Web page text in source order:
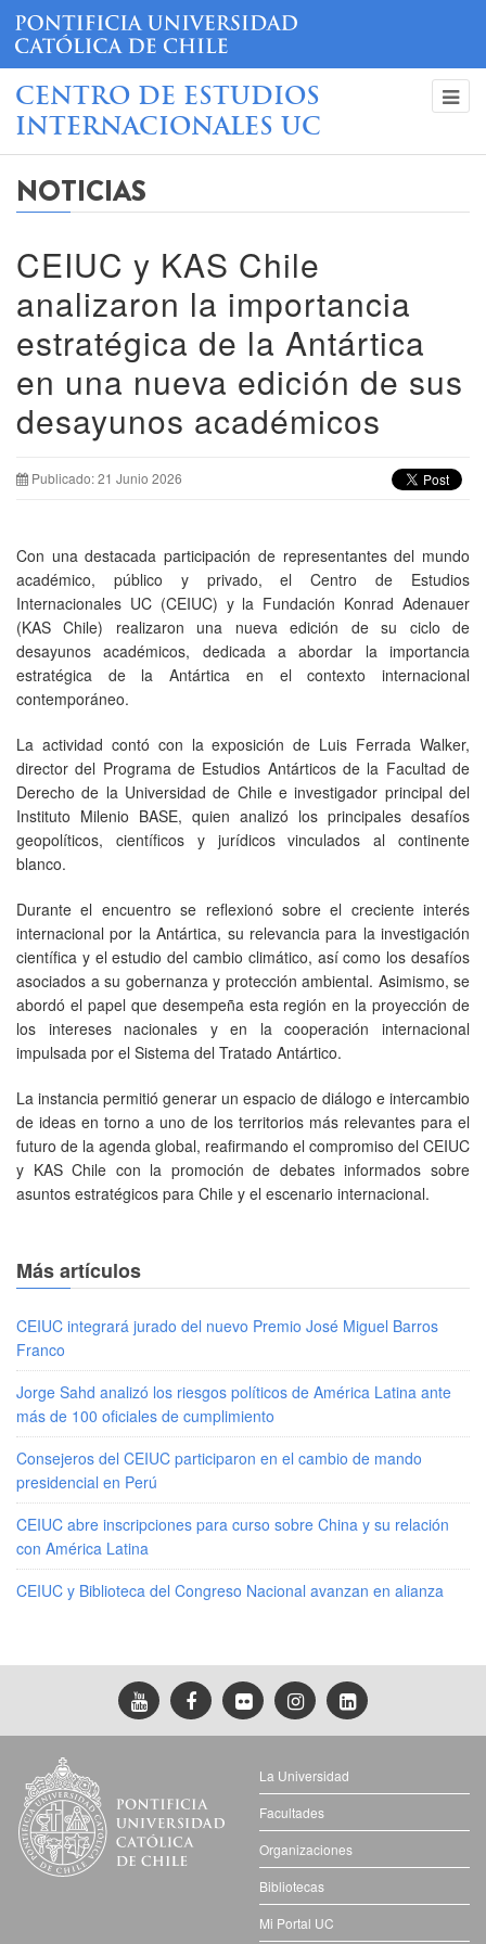
CENTRO DE ESTUDIOS
INTERNACIONALES UC
NOTICIAS
CEIUC y KAS Chile
analizaron la importancia
estratégica de la Antártica
en una nueva edición de sus
desayunos académicos
Publicado: 21 Junio 2026
Con una destacada participación de representantes del mundo
académico, público y privado, el Centro de Estudios
Internacionales UC (CEIUC) y la Fundación Konrad Adenauer
(KAS Chile) realizaron una nueva edición de su ciclo de
desayunos académicos, dedicada a abordar la importancia
estratégica de la Antártica en el contexto internacional
contemporáneo.
La actividad contó con la exposición de Luis Ferrada Walker,
director del Programa de Estudios Antárticos de la Facultad de
Derecho de la Universidad de Chile e investigador principal del
Instituto Milenio BASE, quien analizó los principales desafíos
geopolíticos, científicos y jurídicos vinculados al continente
blanco.
Durante el encuentro se reflexionó sobre el creciente interés
internacional por la Antártica, su relevancia para la investigación
científica y el estudio del cambio climático, así como los desafíos
asociados a su gobernanza y protección ambiental. Asimismo, se
abordó el papel que desempeña esta región en la proyección de
los intereses nacionales y en la cooperación internacional
impulsada por el Sistema del Tratado Antártico.
La instancia permitió generar un espacio de diálogo e intercambio
de ideas en torno a uno de los territorios más relevantes para el
futuro de la agenda global, reafirmando el compromiso del CEIUC
y KAS Chile con la promoción de debates informados sobre
asuntos estratégicos para Chile y el escenario internacional.
Más artículos
CEIUC integrará jurado del nuevo Premio José Miguel Barros
Franco
Jorge Sahd analizó los riesgos políticos de América Latina ante
más de 100 oficiales de cumplimiento
Consejeros del CEIUC participaron en el cambio de mando
presidencial en Perú
CEIUC abre inscripciones para curso sobre China y su relación
con América Latina
CEIUC y Biblioteca del Congreso Nacional avanzan en alianza
La Universidad
Facultades
Organizaciones
Bibliotecas
Mi Portal UC